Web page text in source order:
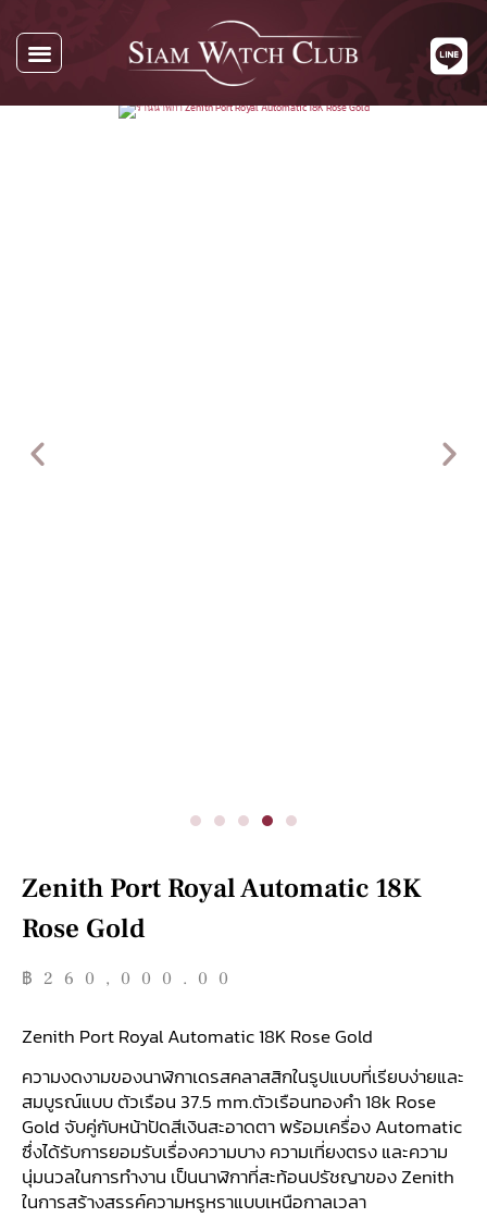
Zenith Port Royal Automatic 18K
Rose Gold
฿ 260,000.00
Zenith Port Royal Automatic 18K Rose Gold
ความงดงามของนาฬิกาเดรสคลาสสิกในรูปแบบที่เรียบง่ายและ
สมบูรณ์แบบ ตัวเรือน 37.5 mm.ตัวเรือนทองคำ 18k Rose
Gold จับคู่กับหน้าปัดสีเงินสะอาดตา พร้อมเครื่อง Automatic
ซึ่งได้รับการยอมรับเรื่องความบาง ความเที่ยงตรง และความ
นุ่มนวลในการทำงาน เป็นนาฬิกาที่สะท้อนปรัชญาของ Zenith
ในการสร้างสรรค์ความหรูหราแบบเหนือกาลเวลา